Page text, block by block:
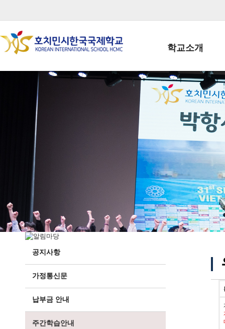
학교소개
학교장인사말
학생회장인사말
학교상징
학교 CI
교직원현황
학생현황
위치/전화
전경사진
공지사항
가정통신문
납부금 안내
주간학습안내